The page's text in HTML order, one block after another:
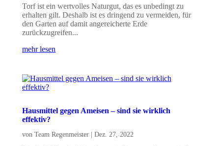
Torf ist ein wertvolles Naturgut, das es unbedingt zu
erhalten gilt. Deshalb ist es dringend zu vermeiden, für
den Garten auf damit angereicherte Erde
zurückzugreifen...
mehr lesen
Hausmittel gegen Ameisen – sind sie wirklich
effektiv?
von Team Regenmeister| Dez. 27, 2022